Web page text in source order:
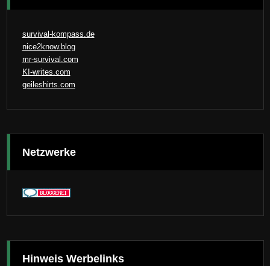
survival-kompass.de
nice2know.blog
mr-survival.com
KI-writes.com
geileshirts.com
Netzwerke
Hinweis Werbelinks